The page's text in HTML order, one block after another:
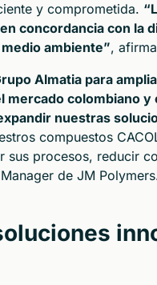
y comprometida.
concordancia con la
ambiente”,
Almatia para
mercado colombiano
nuestras
compuestos
procesos, reducir
de JM